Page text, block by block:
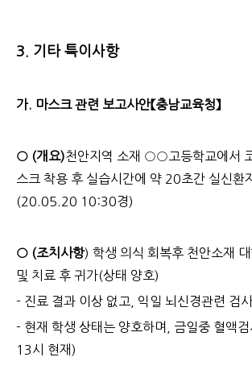
3. 기타 특이사항
가. 마스크 관련 보고사안【충남교육청】
○ (개요)천안지역 소재 ○○고등학교에서
스크 착용 후 실습시간에 약 20초간 실신환
(20.05.20 10:30경)
○ (조치사항) 학생 의식 회복후 천안소재
및 치료 후 귀가(상태 양호)
- 진료 결과 이상 없고, 익일 뇌신경관련 검
- 현재 학생 상태는 양호하며, 금일중 혈액
13시 현재)